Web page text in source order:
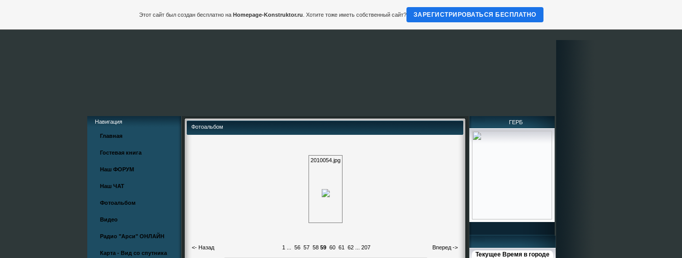
Навигация
Главная
Гостевая книга
Наш ФОРУМ
Наш ЧАТ
Фотоальбом
Видео
Радио "Арси" ОНЛАЙН
Карта - Вид со спутника
Фотоальбом
2010054.jpg
<- Назад 1 56 57 58 59 60 61 62 207 Вперед ->
ГЕРБ
Текущее Время в городе
Этот сайт был создан бесплатно на Homepage-Konstruktor.ru . Хотите тоже иметь собственный сайт? ЗАРЕГИСТРИРОВАТЬСЯ БЕСПЛАТНО